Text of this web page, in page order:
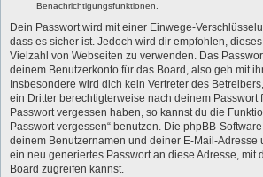
Benachrichtigungsfunktionen.
Dein Passwort wird mit einer Einwege-
dass es sicher ist. Jedoch wird dir empfohlen,
Vielzahl von Webseiten zu verwenden. Das
deinem Benutzerkonto für das Board, also geh mit
Insbesondere wird dich kein Vertreter des
ein Dritter berechtigterweise nach deinem Passwort
Passwort vergessen haben, so kannst du die
Passwort vergessen“ benutzen. Die phpBB-
deinem Benutzernamen und deiner E-Mail-Adresse
ein neu generiertes Passwort an diese Adresse, mit
Board zugreifen kannst.